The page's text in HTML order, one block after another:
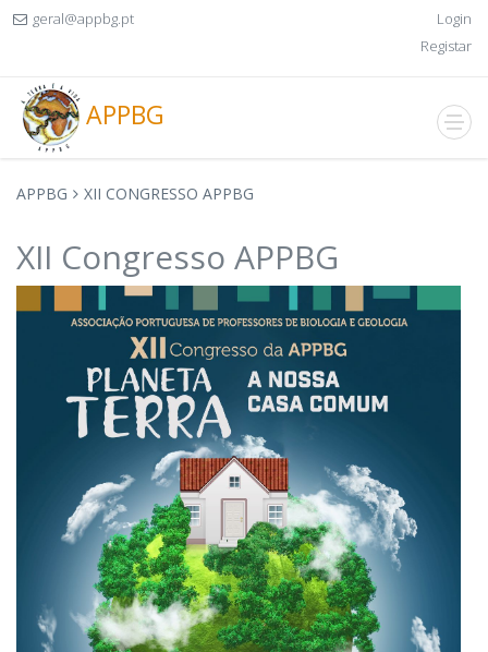
geral@appbg.pt
Login
Registar
APPBG
APPBG XII CONGRESSO APPBG
XII Congresso APPBG